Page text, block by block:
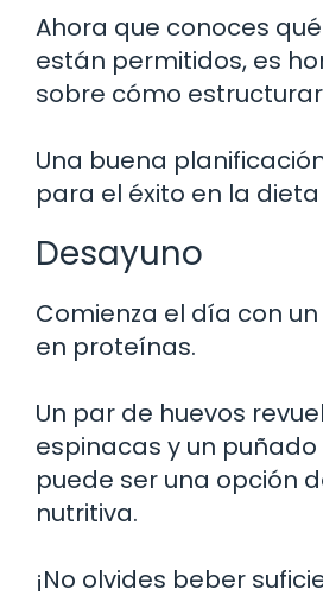
Ahora que conoces
están permitidos, es
sobre cómo
Una buena
para el éxito en la dieta
Desayuno
Comienza el día con
en proteínas.
Un par de huevos
espinacas y un
puede ser una opción
nutritiva.
¡No olvides beber